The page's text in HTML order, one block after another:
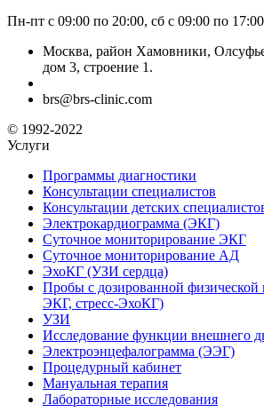
Пн-пт с 09:00 по 20:00, сб с 09:00 по
Москва, район Хамовники,
дом 3, строение 1.
brs@brs-clinic.com
© 1992-2022
Услуги
Программы диагностики
Консультации специалистов
Консультации детских
Электрокардиограмма (ЭКГ)
Суточное мониторирование ЭКГ
Суточное мониторирование АД
ЭхоКГ (УЗИ сердца)
Пробы с дозированной физической
ЭКГ, стресс-ЭхоКГ)
УЗИ
Исследование функции внешнего
Электроэнцефалограмма (ЭЭГ)
Процедурный кабинет
Мануальная терапия
Лабораторные исследования